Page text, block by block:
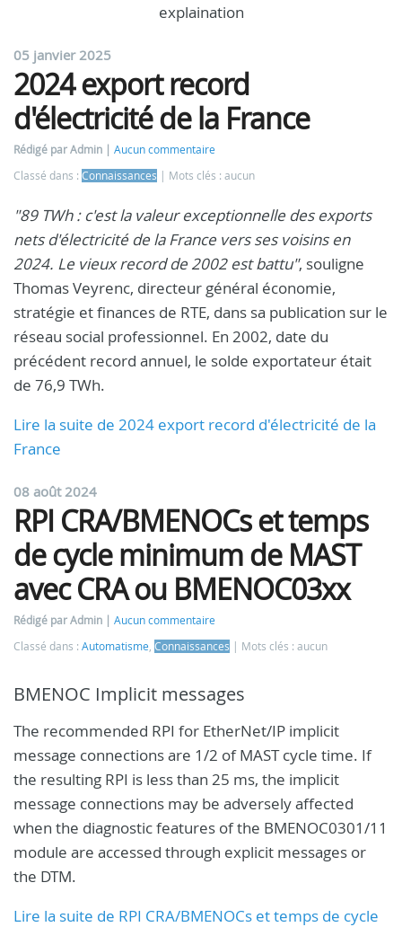
explaination
05 janvier 2025
2024 export record
d'électricité de la France
Rédigé par Admin
Aucun commentaire
Classé dans : Connaissances Mots clés : aucun
"89 TWh : c'est la valeur exceptionnelle des exports
nets d'électricité de la France vers ses voisins en
2024. Le vieux record de 2002 est battu", souligne
Thomas Veyrenc, directeur général économie,
stratégie et finances de RTE, dans sa publication sur le
réseau social professionnel. En 2002, date du
précédent record annuel, le solde exportateur était
de 76,9 TWh.
Lire la suite de 2024 export record d'électricité de la
France
08 août 2024
RPI CRA/BMENOCs et temps
de cycle minimum de MAST
avec CRA ou BMENOC03xx
Rédigé par Admin
Aucun commentaire
Classé dans : Automatisme Connaissances Mots clés : aucun
BMENOC Implicit messages
The recommended RPI for EtherNet/IP implicit
message connections are 1/2 of MAST cycle time. If
the resulting RPI is less than 25 ms, the implicit
message connections may be adversely affected
when the diagnostic features of the BMENOC0301/11
module are accessed through explicit messages or
the DTM.
Lire la suite de RPI CRA/BMENOCs et temps de cycle